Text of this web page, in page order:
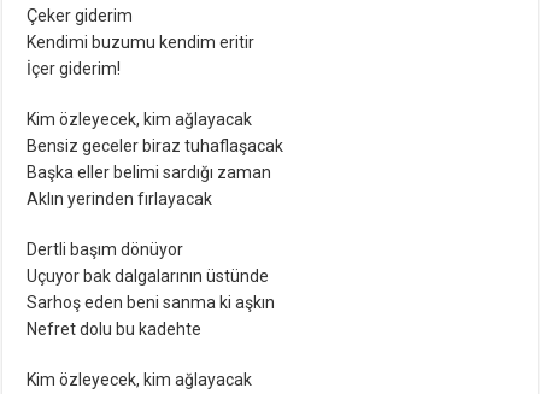
Çeker giderim
Kendimi buzumu kendim eritir
İçer giderim!
Kim özleyecek, kim ağlayacak
Bensiz geceler biraz tuhaflaşacak
Başka eller belimi sardığı zaman
Aklın yerinden fırlayacak
Dertli başım dönüyor
Uçuyor bak dalgalarının üstünde
Sarhoş eden beni sanma ki aşkın
Nefret dolu bu kadehte
Kim özleyecek, kim ağlayacak